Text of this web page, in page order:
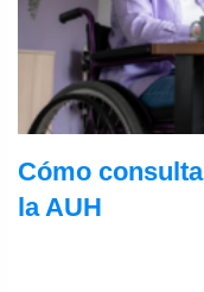
Cómo
la AUH